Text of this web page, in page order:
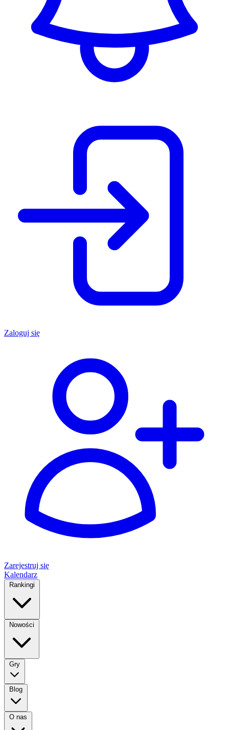
Zaloguj się
Zarejestruj się
Kalendarz
Rankingi
Nowości
Gry
Blog
O nas